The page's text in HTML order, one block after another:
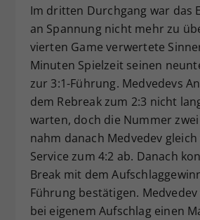
Im dritten Durchgang war das
an Spannung nicht mehr zu
vierten Game verwertete
Minuten Spielzeit seinen
zur 3:1-Führung. Medvedevs
dem Rebreak zum 2:3 nicht
warten, doch die Nummer
nahm danach Medvedev
Service zum 4:2 ab. Danach
Break mit dem
Führung bestätigen.
bei eigenem Aufschlag einen